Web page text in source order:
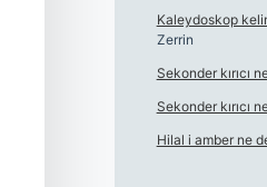
Kaleydoskop
Zerrin
Sekonder kırıcı
Sekonder kırıcı
Hilal i amber ne